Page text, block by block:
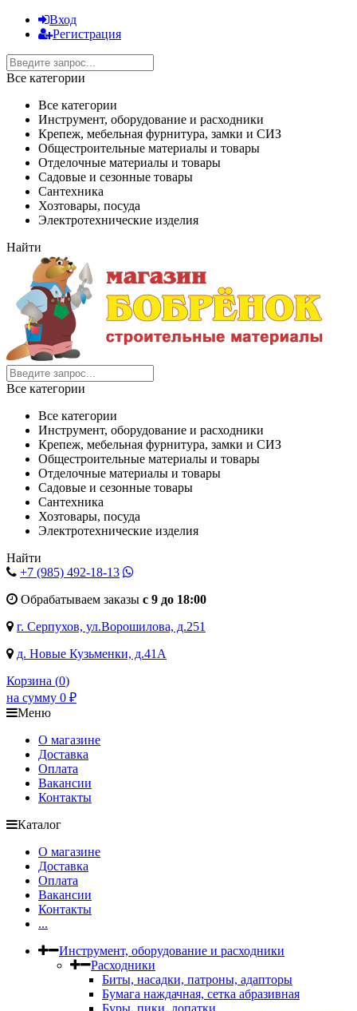
Вход
Регистрация
Все категории
Все категории
Инструмент, оборудование и расходники
Крепеж, мебельная фурнитура, замки и СИЗ
Общестроительные материалы и товары
Отделочные материалы и товары
Садовые и сезонные товары
Сантехника
Хозтовары, посуда
Электротехнические изделия
Найти
Все категории
Все категории
Инструмент, оборудование и расходники
Крепеж, мебельная фурнитура, замки и СИЗ
Общестроительные материалы и товары
Отделочные материалы и товары
Садовые и сезонные товары
Сантехника
Хозтовары, посуда
Электротехнические изделия
Найти
+7 (985) 492-18-13
Обрабатываем заказы с 9 до 18:00
г. Серпухов, ул.Ворошилова, д.251
д. Новые Кузьменки, д.41А
Корзина (0)
на сумму 0 ₽
Меню
О магазине
Доставка
Оплата
Вакансии
Контакты
Каталог
О магазине
Доставка
Оплата
Вакансии
Контакты
...
Инструмент, оборудование и расходники
Расходники
Биты, насадки, патроны, адапторы
Бумага наждачная, сетка абразивная
Буры, пики, лопатки